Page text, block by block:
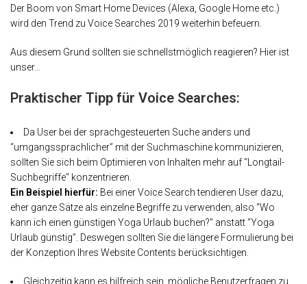
Der Boom von Smart Home Devices (Alexa, Google Home etc.)
wird den Trend zu Voice Searches 2019 weiterhin befeuern.
Aus diesem Grund sollten sie schnellstmöglich reagieren? Hier ist
unser…
Praktischer Tipp für Voice Searches:
Da User bei der sprachgesteuerten Suche anders und
“umgangssprachlicher” mit der Suchmaschine kommunizieren,
sollten Sie sich beim Optimieren von Inhalten mehr auf “Longtail-
Suchbegriffe” konzentrieren.
Ein Beispiel hierfür: Bei einer Voice Search tendieren User dazu,
eher ganze Sätze als einzelne Begriffe zu verwenden, also “Wo
kann ich einen günstigen Yoga Urlaub buchen?” anstatt “Yoga
Urlaub günstig”. Deswegen sollten Sie die längere Formulierung bei
der Konzeption Ihres Website Contents berücksichtigen.
Gleichzeitig kann es hilfreich sein, mögliche Benutzerfragen zu